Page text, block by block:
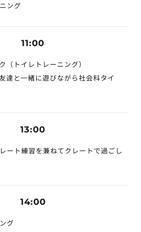
ング
11:00
（トイレトレーニング）
達と一緒に遊びながら社会科タイ
13:00
ート練習を兼ねてクレートで過ごし
14:00
グ